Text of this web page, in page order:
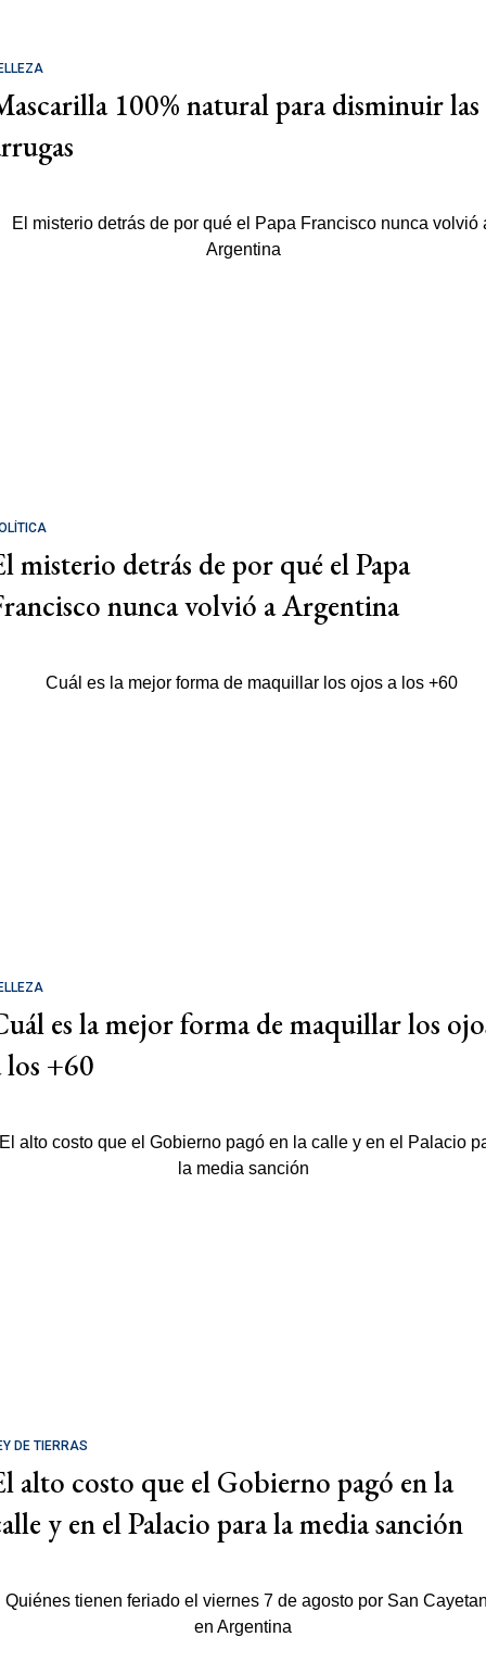
100% natural para disminuir las
misterio detrás de por qué el Papa
nunca volvió a Argentina
es la mejor forma de maquillar los
los +60
DE TIERRAS
alto costo que el Gobierno pagó en la
y en el Palacio para la media sanción